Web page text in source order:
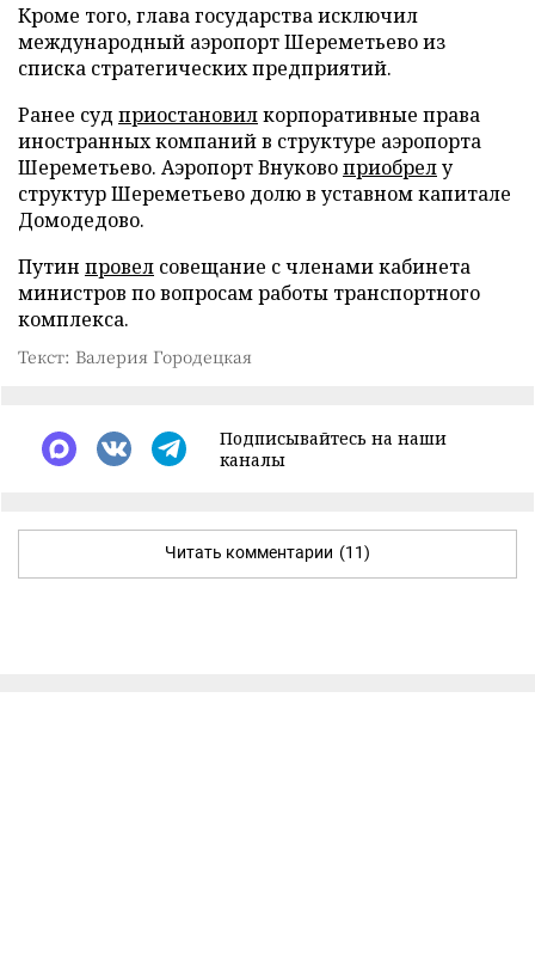
Кроме того, глава государства исключил
международный аэропорт Шереметьево из
списка стратегических предприятий.
Ранее суд приостановилкорпоративные права
иностранных компаний в структуре аэропорта
Шереметьево. Аэропорт Внуковоприобрелу
структур Шереметьево долю в уставном капитале
Домодедово.
Путин провел совещание с членами кабинета
министров по вопросам работы транспортного
комплекса.
Текст: Валерия Городецкая
Подписывайтесь на наши
каналы
Читать комментарии (11)